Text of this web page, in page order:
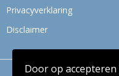
Privacyverklaring
Disclaimer
Door op